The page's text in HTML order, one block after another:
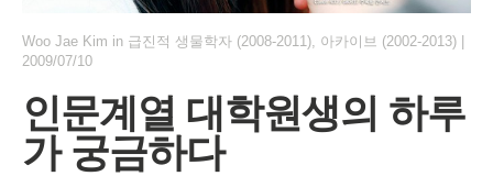
Woo Jae Kim in 급진적 생물학자 (2008-2011) 아카이브 (2002-2013)
2009/07/10
인문계열 대학원생의 하루
가 궁금하다